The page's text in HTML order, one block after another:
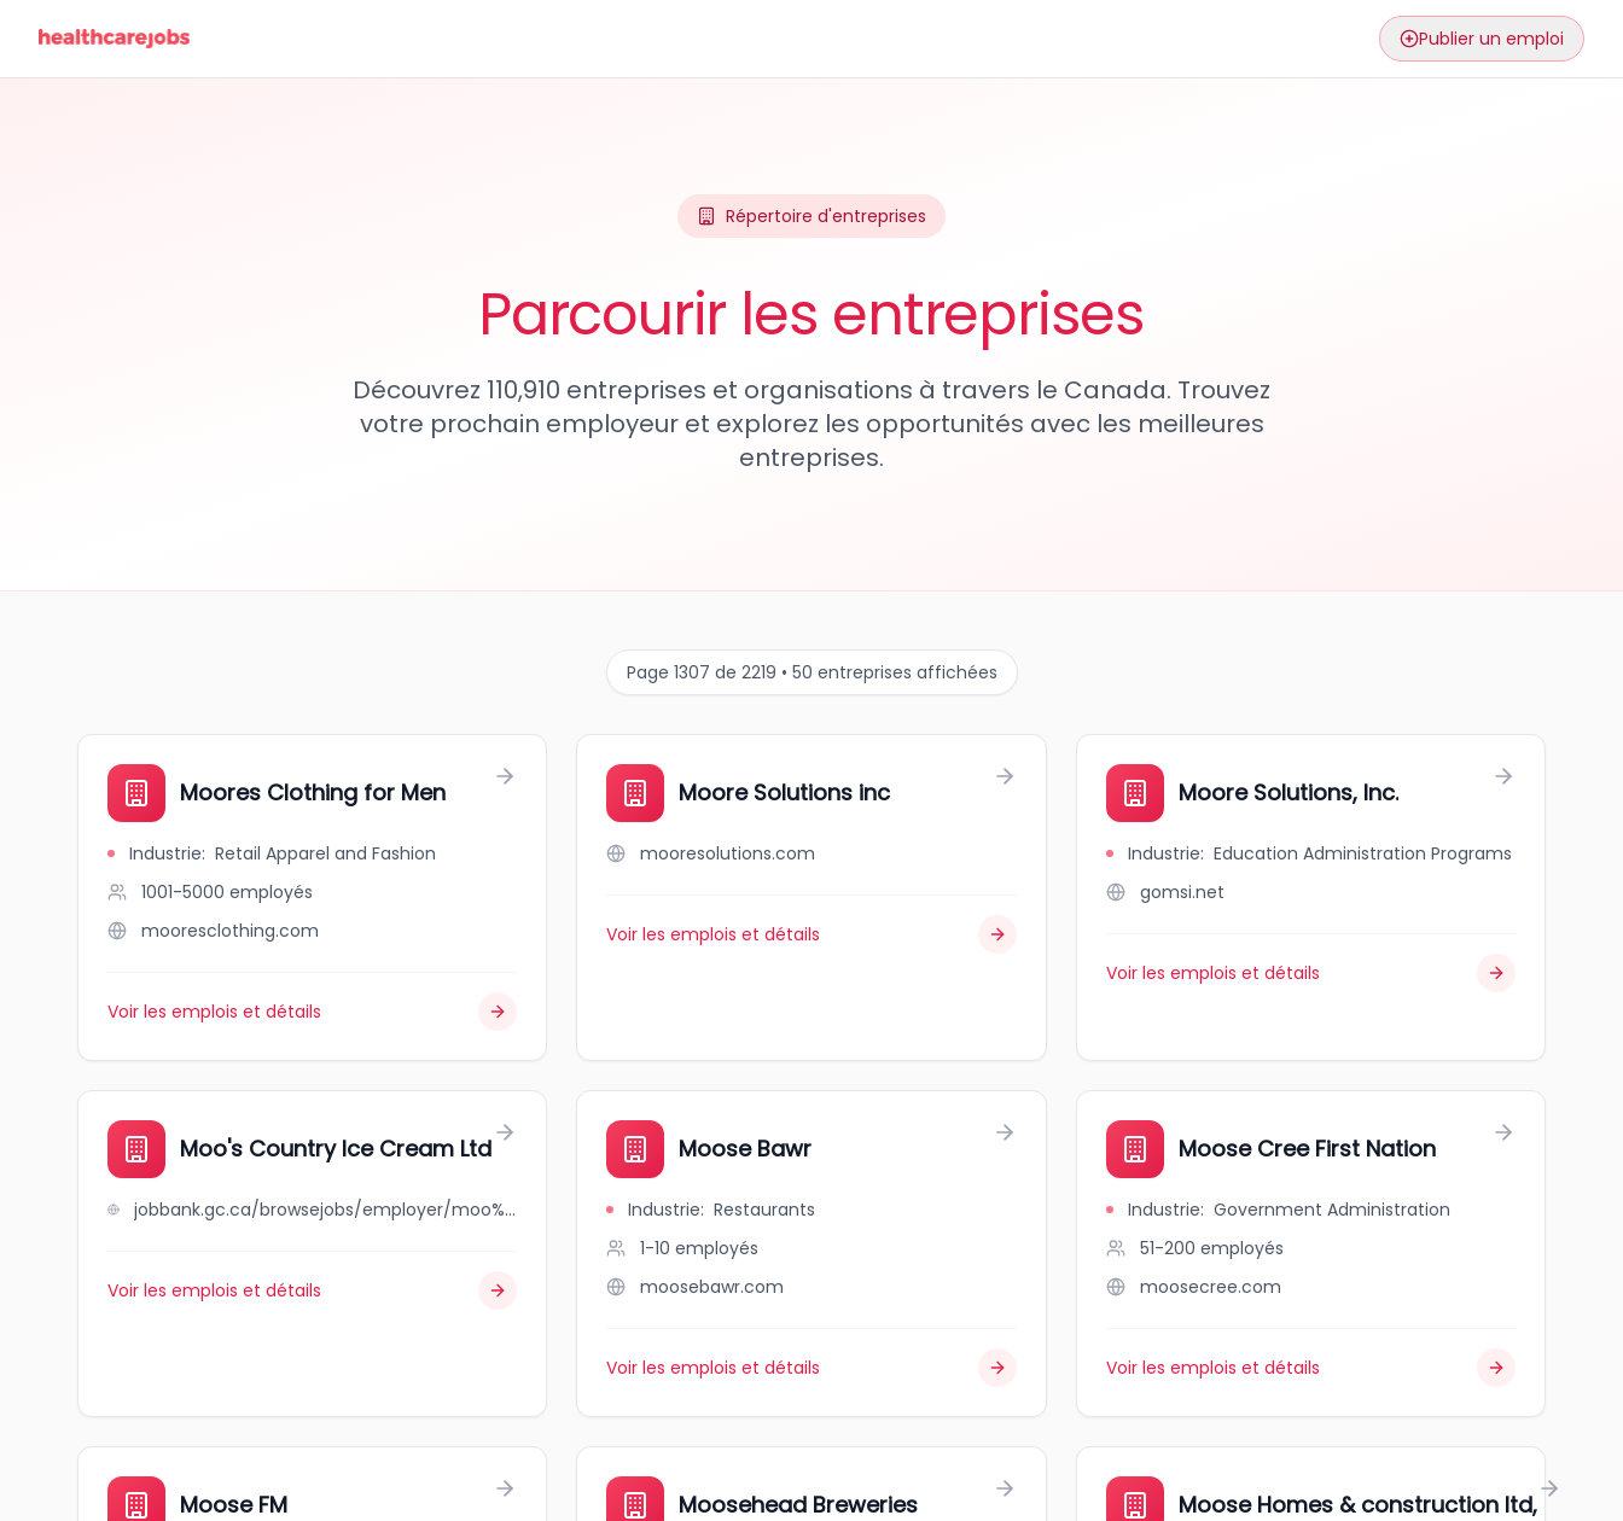
Publier un emploi
Répertoire d'entreprises
Parcourir les entreprises
Découvrez 110,910 entreprises et organisations à travers le Canada. Trouvez
votre prochain employeur et explorez les opportunités avec les meilleures
entreprises.
Page 1307 de 2219 • 50 entreprises affichées
Moores Clothing for Men
Industrie: Retail Apparel and Fashion
1001-5000 employés
mooresclothing.com
Voir les emplois et détails
Moore Solutions inc
mooresolutions.com
Voir les emplois et détails
Moore Solutions, Inc.
Industrie: Education Administration Programs
gomsi.net
Voir les emplois et détails
Moo's Country Ice Cream Ltd
jobbank.gc.ca/browsejobs/employer/moo%27s+country+ice+cream+ltd/ca
Voir les emplois et détails
Moose Bawr
Industrie: Restaurants
1-10 employés
moosebawr.com
Voir les emplois et détails
Moose Cree First Nation
Industrie: Government Administration
51-200 employés
moosecree.com
Voir les emplois et détails
Moose FM Moosehead Breweries Moose Homes & construction ltd,